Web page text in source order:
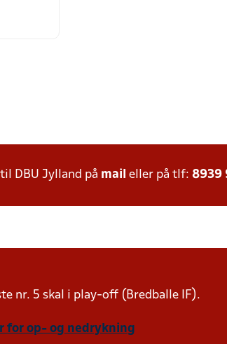
DBU Jylland på mail eller på tlf: 8939
nr. 5 skal i play-off (Bredballe IF).
for op- og nedrykning